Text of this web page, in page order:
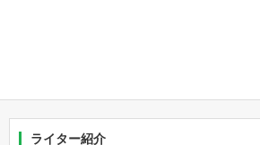
ライター紹介